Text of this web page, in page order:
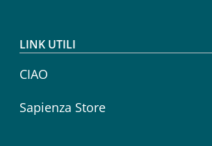
LINK UTILI
CIAO
Sapienza Store